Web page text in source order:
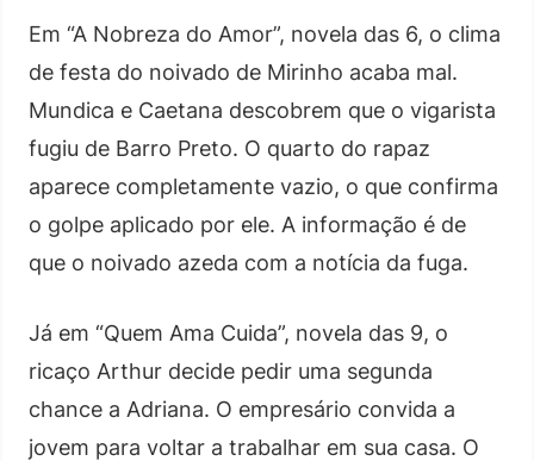
Em “A Nobreza do Amor”, novela das 6, o clima
de festa do noivado de Mirinho acaba mal.
Mundica e Caetana descobrem que o vigarista
fugiu de Barro Preto. O quarto do rapaz
aparece completamente vazio, o que confirma
o golpe aplicado por ele. A informação é de
que o noivado azeda com a notícia da fuga.
Já em “Quem Ama Cuida”, novela das 9, o
ricaço Arthur decide pedir uma segunda
chance a Adriana. O empresário convida a
jovem para voltar a trabalhar em sua casa. O